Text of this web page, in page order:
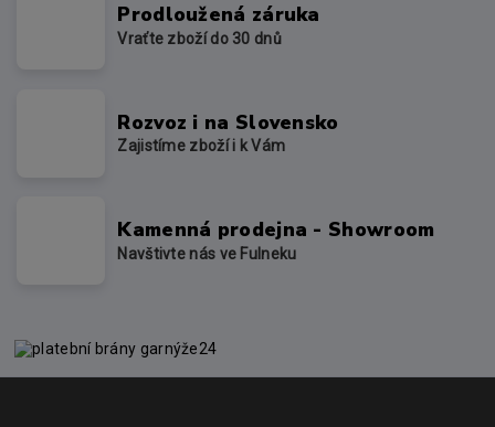
Prodloužená záruka
Vraťte zboží do 30 dnů
Rozvoz i na Slovensko
Zajistíme zboží i k Vám
Kamenná prodejna - Showroom
Navštivte nás ve Fulneku